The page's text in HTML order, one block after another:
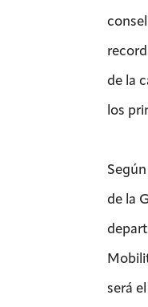
de la
los
de la
será